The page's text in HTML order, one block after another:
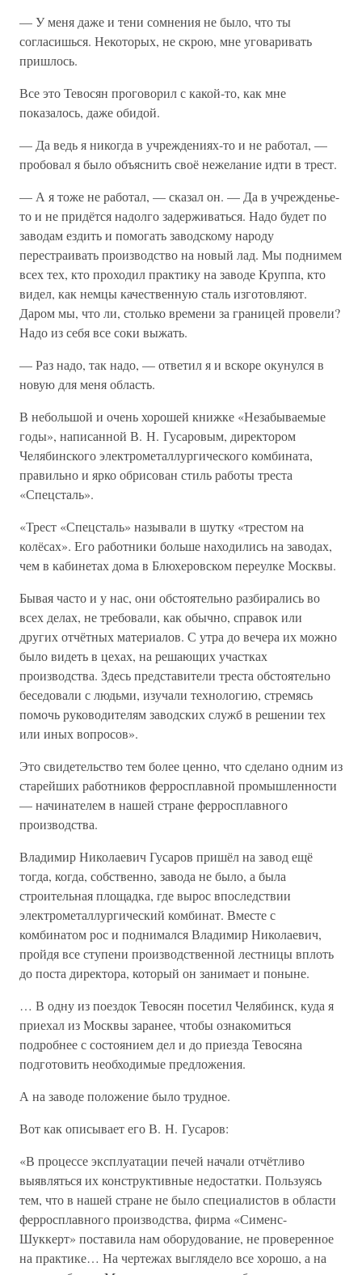
— У меня даже и тени сомнения не было, что ты
согласишься. Некоторых, не скрою, мне уговаривать
пришлось.
Все это Тевосян проговорил с какой-то, как мне
показалось, даже обидой.
— Да ведь я никогда в учреждениях-то и не работал, —
пробовал я было объяснить своё нежелание идти в трест.
— А я тоже не работал, — сказал он. — Да в учрежденье-
то и не придётся надолго задерживаться. Надо будет по
заводам ездить и помогать заводскому народу
перестраивать производство на новый лад. Мы поднимем
всех тех, кто проходил практику на заводе Круппа, кто
видел, как немцы качественную сталь изготовляют.
Даром мы, что ли, столько времени за границей провели?
Надо из себя все соки выжать.
— Раз надо, так надо, — ответил я и вскоре окунулся в
новую для меня область.
В небольшой и очень хорошей книжке «Незабываемые
годы», написанной В. Н. Гусаровым, директором
Челябинского электрометаллургического комбината,
правильно и ярко обрисован стиль работы треста
«Спецсталь».
«Трест «Спецсталь» называли в шутку «трестом на
колёсах». Его работники больше находились на заводах,
чем в кабинетах дома в Блюхеровском переулке Москвы.
Бывая часто и у нас, они обстоятельно разбирались во
всех делах, не требовали, как обычно, справок или
других отчётных материалов. С утра до вечера их можно
было видеть в цехах, на решающих участках
производства. Здесь представители треста обстоятельно
беседовали с людьми, изучали технологию, стремясь
помочь руководителям заводских служб в решении тех
или иных вопросов».
Это свидетельство тем более ценно, что сделано одним из
старейших работников ферросплавной промышленности
— начинателем в нашей стране ферросплавного
производства.
Владимир Николаевич Гусаров пришёл на завод ещё
тогда, когда, собственно, завода не было, а была
строительная площадка, где вырос впоследствии
электрометаллургический комбинат. Вместе с
комбинатом рос и поднимался Владимир Николаевич,
пройдя все ступени производственной лестницы вплоть
до поста директора, который он занимает и поныне.
… В одну из поездок Тевосян посетил Челябинск, куда я
приехал из Москвы заранее, чтобы ознакомиться
подробнее с состоянием дел и до приезда Тевосяна
подготовить необходимые предложения.
А на заводе положение было трудное.
Вот как описывает его В. Н. Гусаров:
«В процессе эксплуатации печей начали отчётливо
выявляться их конструктивные недостатки. Пользуясь
тем, что в нашей стране не было специалистов в области
ферросплавного производства, фирма «Сименс-
Шуккерт» поставила нам оборудование, не проверенное
на практике… На чертежах выглядело все хорошо, а на